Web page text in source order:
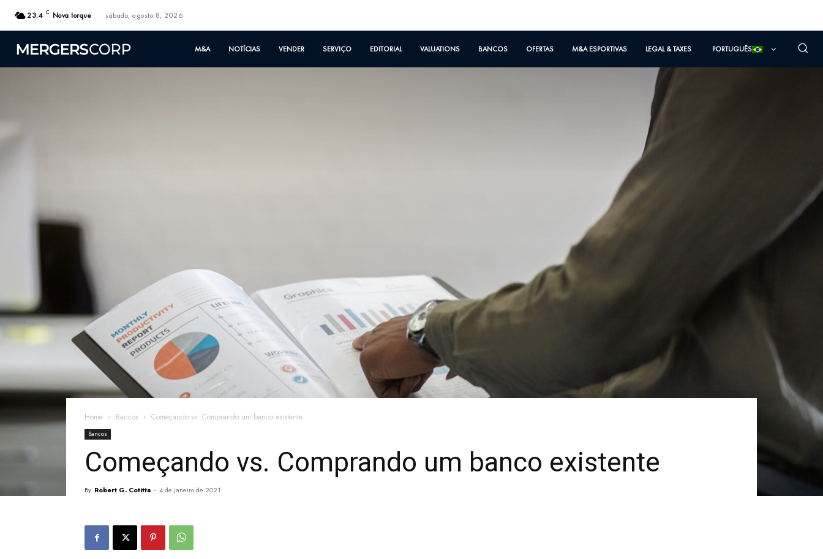
23.4 C Nova Iorque sábado, agosto 8, 2026
M&A NOTÍCIAS VENDER SERVIÇO EDITORIAL VALUATIONS BANCOS OFERTAS M&A ESPORTIVAS LEGAL & TAXES PORTUGUÊS
Home Bancos Começando vs. Comprando um banco existente
Bancos
Começando vs. Comprando um banco existente
By Robert G. Cotitta - 4 de janeiro de 2021